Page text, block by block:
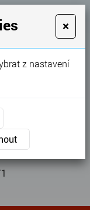
...
×
z nastavení